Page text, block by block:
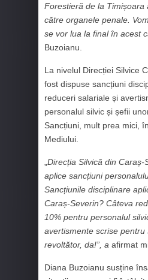
Forestieră de la Timișoara
către organele penale.
se vor lua la final în acest
Buzoianu.
La nivelul Direcției Silvice
fost dispuse sancțiuni
reduceri salariale și
personalul silvic și șefii
Sancțiuni, mult prea mici,
Mediului.
Direcția Silvică din Caraș-
aplice sancțiuni
Sancțiunile disciplinare
Caraș-Severin? Câteva
10% pentru personalul
avertismente scrise pentru
revoltător, da!”, a afirmat
Diana Buzoianu susține